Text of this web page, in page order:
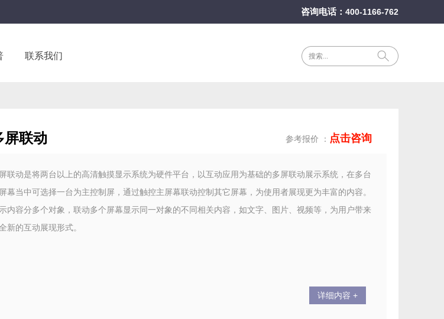
咨询电话： 400-1166-762
联系我们
屏联动 参考报价 ： 点击咨询
联动是将两台以上的高清触摸显示系统为硬件平台，以互动应用为基础的多屏联动展示系统，在多台
幕当中可选择一台为主控制屏，通过触控主屏幕联动控制其它屏幕，为使用者展现更为丰富的内容。
内容分多个对象，联动多个屏幕显示同一对象的不同相关内容，如文字、图片、视频等，为用户带来
新的互动展现形式。
详细内容 +